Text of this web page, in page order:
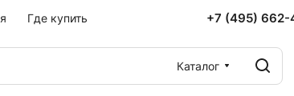
Где купить +7 (495)
Каталог